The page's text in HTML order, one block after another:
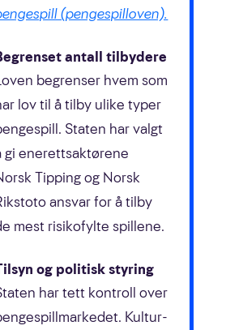
(pengespilloven).
antall tilbydere
begrenser hvem som
lov til å tilby ulike typer
Staten har valgt
gi enerettsaktørene
Tipping og Norsk
ansvar for å tilby
mest risiko­fylte spillene.
og politisk styring
har tett kontroll over
Kultur-